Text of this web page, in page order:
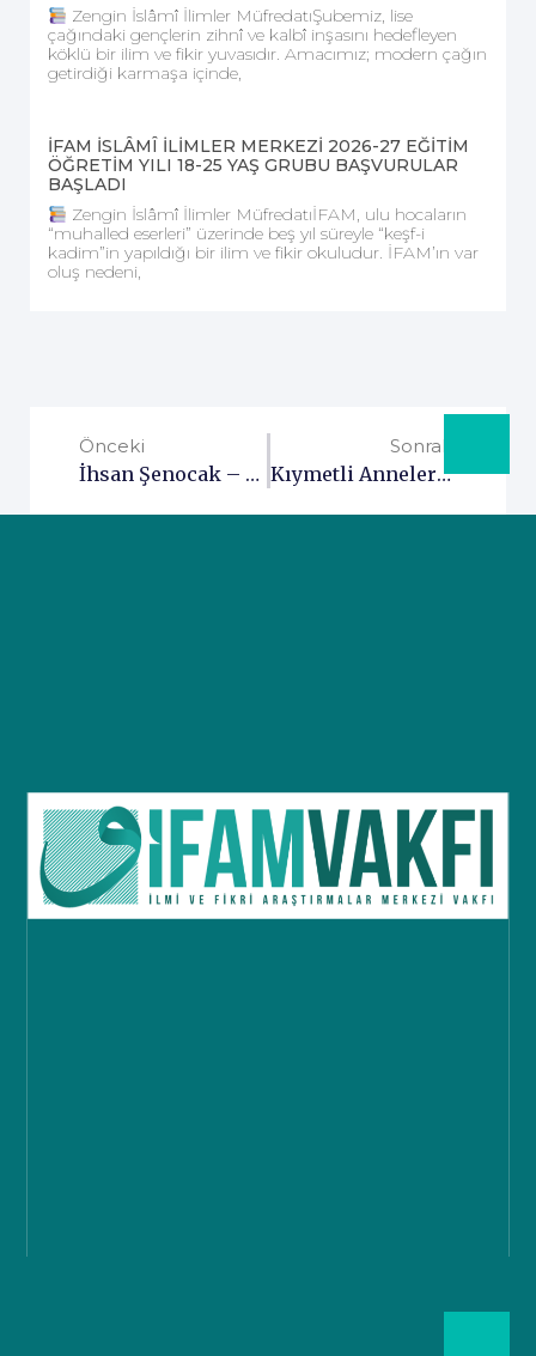
Zengin İslâmî İlimler MüfredatıŞubemiz, lise
çağındaki gençlerin zihnî ve kalbî inşasını hedefleyen
köklü bir ilim ve fikir yuvasıdır. Amacımız; modern çağın
getirdiği karmaşa içinde,
İFAM İSLÂMÎ İLİMLER MERKEZİ 2026-27 EĞİTİM
ÖĞRETİM YILI 18-25 YAŞ GRUBU BAŞVURULAR
BAŞLADI
Zengin İslâmî İlimler MüfredatıİFAM, ulu hocaların
“muhalled eserleri” üzerinde beş yıl süreyle “keşf-i
kadim”in yapıldığı bir ilim ve fikir okuludur. İFAM’ın var
oluş nedeni,
Önceki
İhsan Şenocak – Mektubat Dersleri
Sonraki
Kıymetli Anneleri Rahman’a Vâsıl Olan Diyanet İşleri Başkanı Sayın Ali Erbaş Hocamıza Taziye Ziyareti